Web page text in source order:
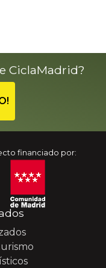
CiclaMadrid?
financiado por: